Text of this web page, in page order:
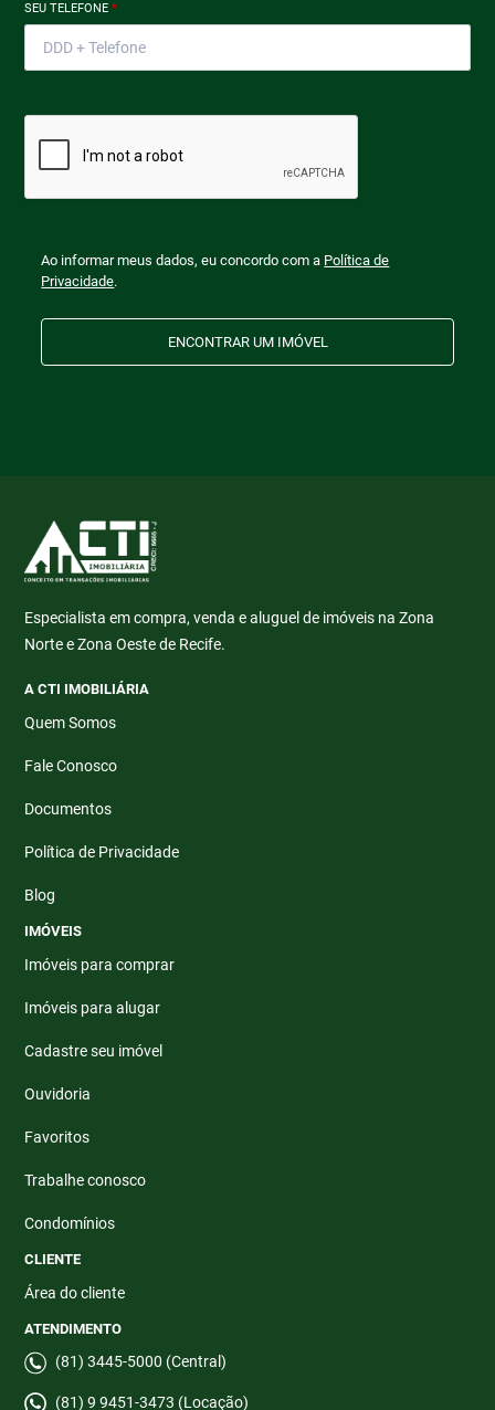
SEU TELEFONE*
Ao informar meus dados, eu concordo com a Política de
Privacidade.
ENCONTRAR UM IMÓVEL
Especialista em compra, venda e aluguel de imóveis na Zona
Norte e Zona Oeste de Recife.
A CTI IMOBILIÁRIA
Quem Somos
Fale Conosco
Documentos
Política de Privacidade
Blog
IMÓVEIS
Imóveis para comprar
Imóveis para alugar
Cadastre seu imóvel
Ouvidoria
Favoritos
Trabalhe conosco
Condomínios
CLIENTE
Área do cliente
ATENDIMENTO
(81) 3445-5000 (Central)
(81) 9 9451-3473 (Locação)